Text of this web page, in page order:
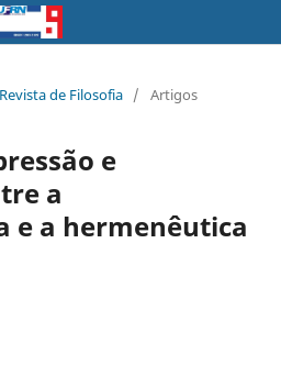
de Filosofia / Artigos
e
a
e a hermenêutica